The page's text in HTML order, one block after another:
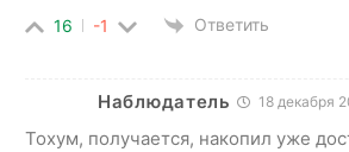
16 -1 Ответить
Наблюдатель 18 декабря
Тохум, получается, накопил уже